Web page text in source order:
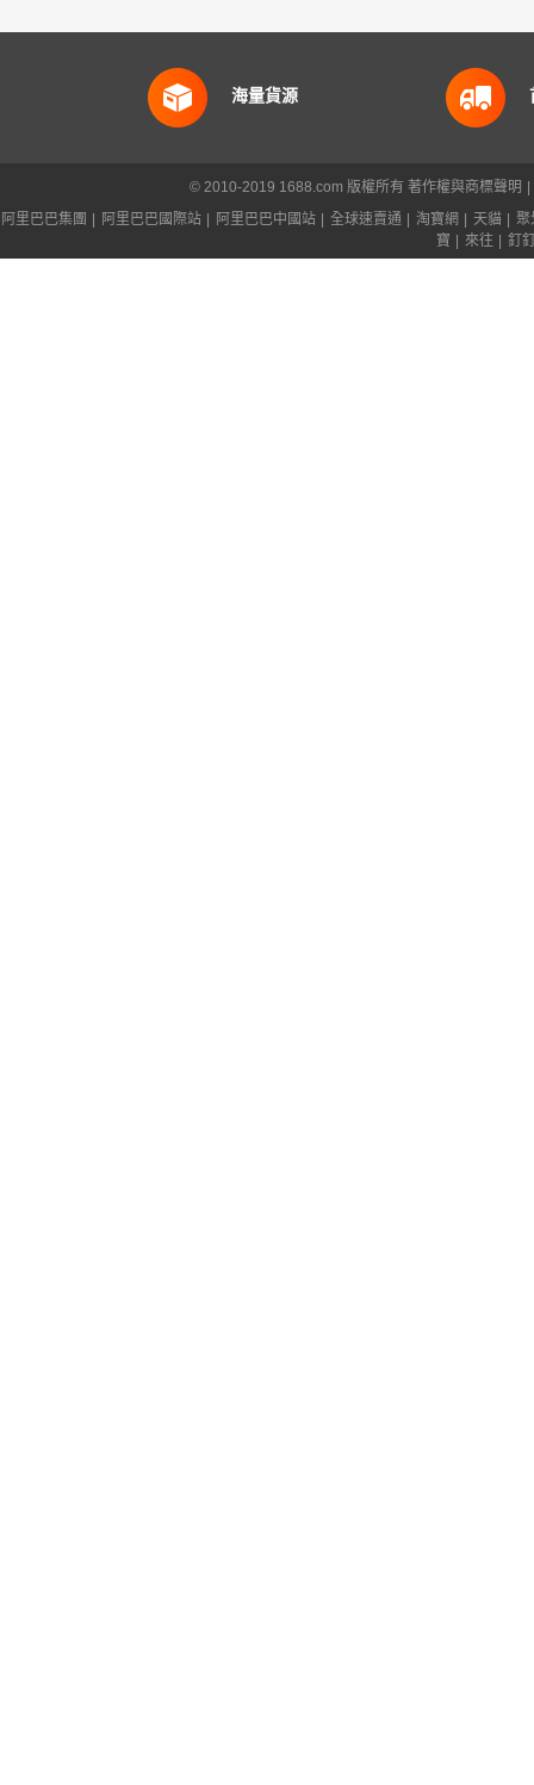
海量貨源
© 2010-2019 1688.com 版權所有 著作權與商標聲明
阿里巴巴集團
阿里巴巴國際站 阿里巴巴中國站 全球速賣通 淘寶網 天貓
聚
寶
來往 釘